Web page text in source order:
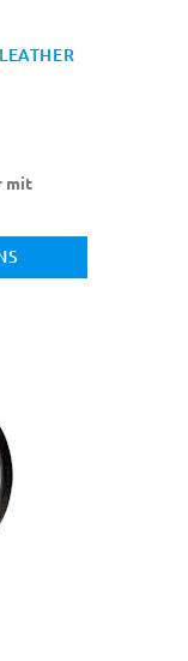
mit